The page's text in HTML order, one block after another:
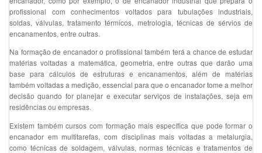
profissional com conhecimentos voltados para tubulações industriais,
soldas, válvulas, tratamento térmicos, metrologia, técnicas de sérvios de
encanamentos, entre outras.
Na formação de encanador o profissional também terá a chance de estudar
matérias voltadas a matemática, geometria, entre outras que darão uma
base para cálculos de estruturas e encanamentos, além de matérias
também voltadas a medição, essencial para que o encanador tome a melhor
decisão quando for planejar e executar serviços de instalações, seja em
residências ou empresas.
Existem também cursos com formação mais específica que pode formar o
encanador em multitarefas, com disciplinas mais voltadas a metalurgia,
como técnicas de soldagem, válvulas, normas técnicas e tratamentos de